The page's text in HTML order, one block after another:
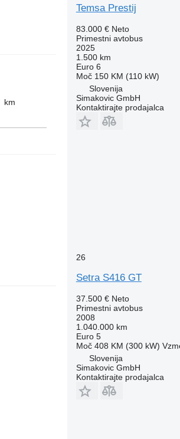
km
Temsa Prestij
83.000 € Neto
Primestni avtobus
2025
1.500 km
Euro 6
Moč 150 KM (110 kW)
Slovenija
Simakovic GmbH
Kontaktirajte prodajalca
26
Setra S416 GT
37.500 € Neto
Primestni avtobus
2008
1.040.000 km
Euro 5
Moč 408 KM (300 kW)
Slovenija
Simakovic GmbH
Kontaktirajte prodajalca